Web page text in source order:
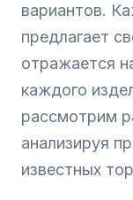
вариантов.
предлагает
отражается
каждого
рассмотрим
анализируя
известных